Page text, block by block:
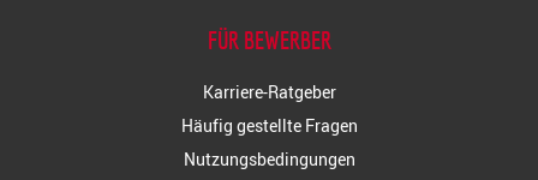
FÜR BEWERBER
Karriere-Ratgeber
Häufig gestellte Fragen
Nutzungsbedingungen